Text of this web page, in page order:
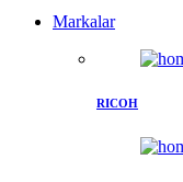
Markalar
RICOH